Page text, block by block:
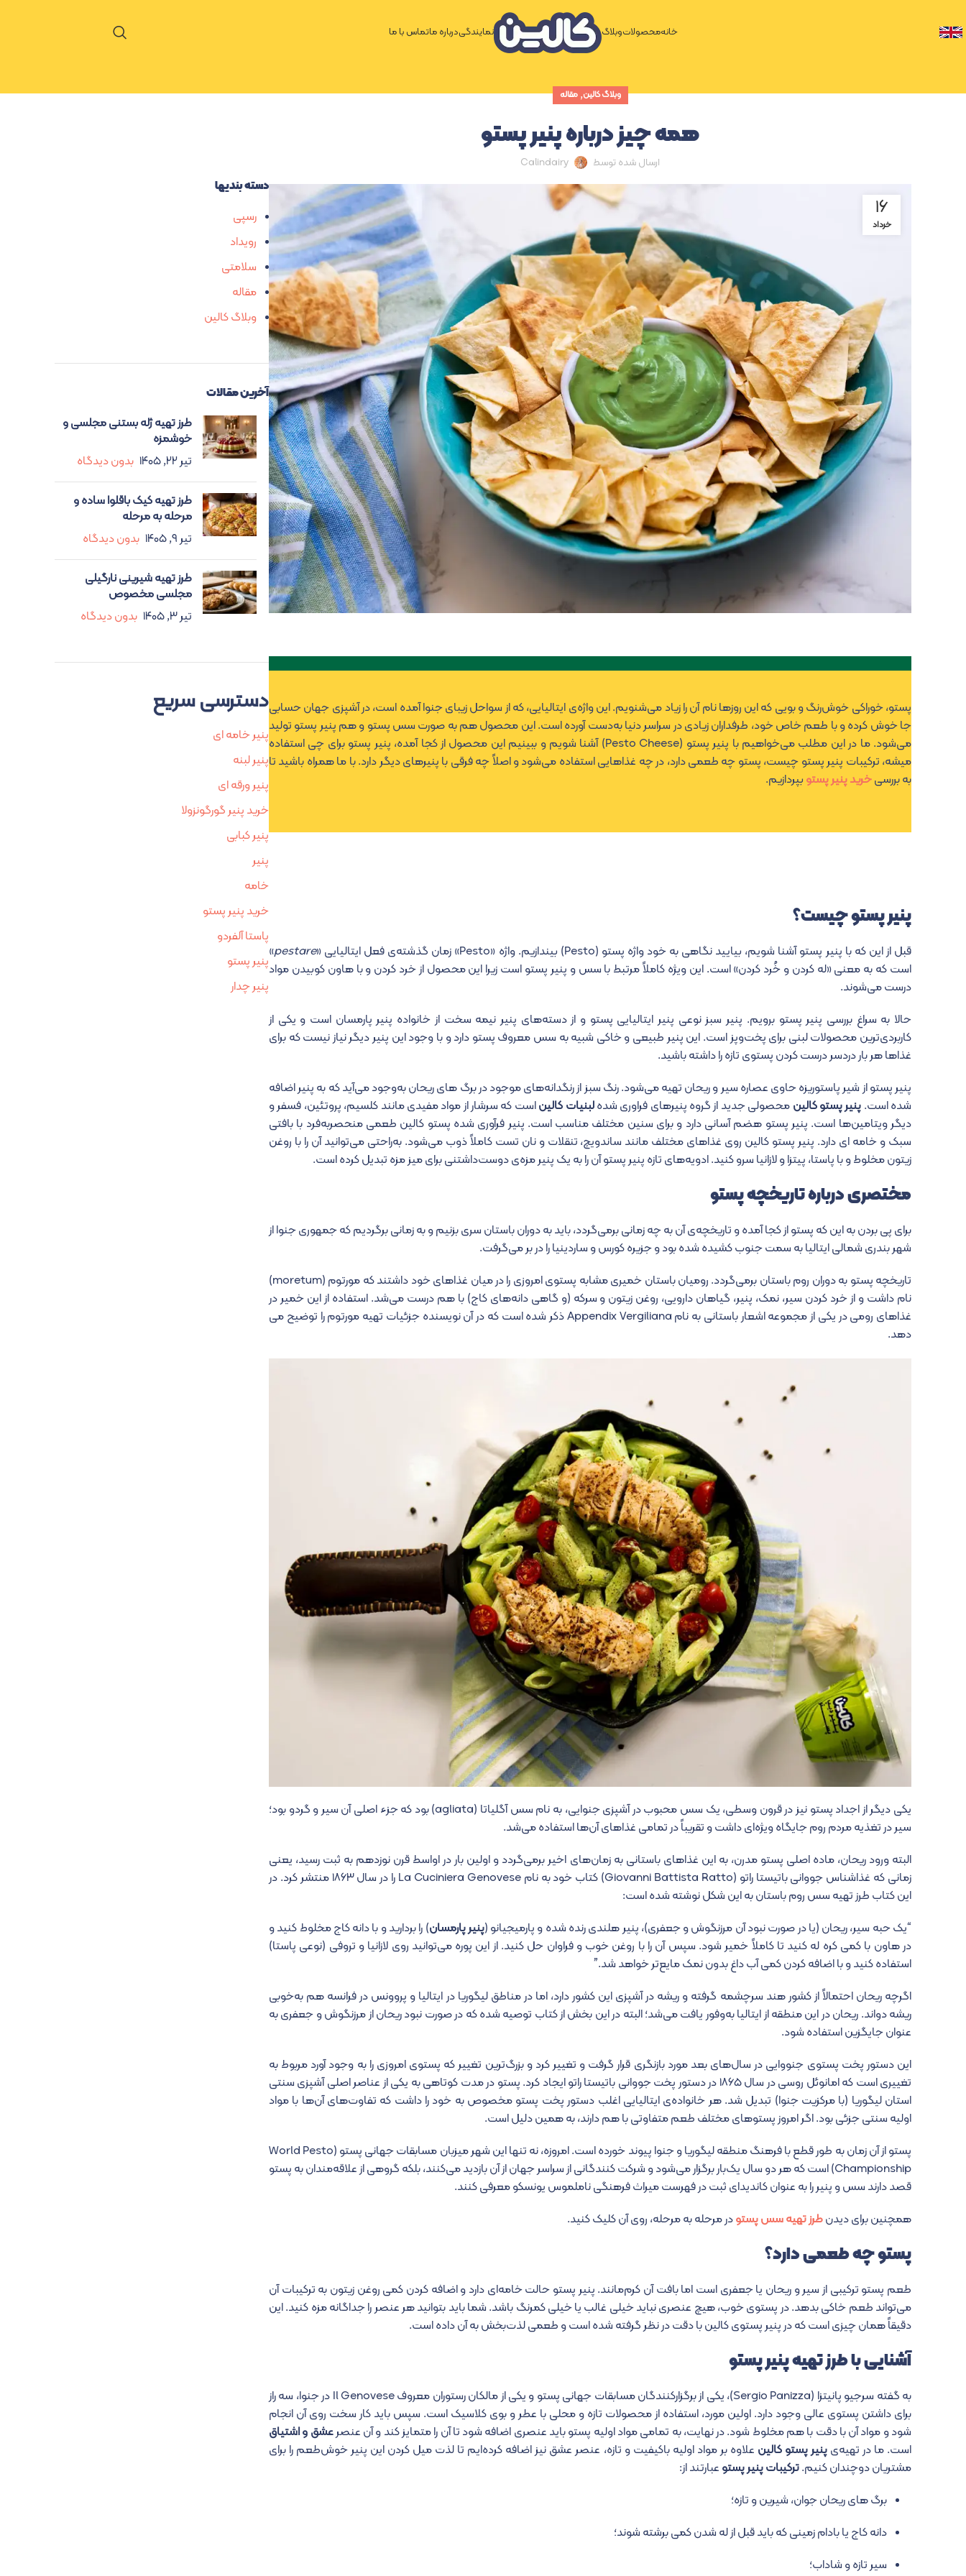
خانهمحصولاتوبلاگ نمایندگیدرباره ماتماس با ما
وبلاگ کالین,مقاله
همه چیز درباره پنیر پستو
ارسال شده توسط Calindairy
۱۶
خرداد
پستو، خوراکی خوش‌رنگ و بویی که این روزها نام آن را زیاد می‌شنویم. این واژه‌ی ایتالیایی، که از سواحل زیبای جنوا آمده است، در آشپزی جهان حسابی
جا خوش کرده و با طعم خاص خود، طرفداران زیادی در سراسر دنیا به‌دست آورده است. این محصول هم به صورت سس پستو و هم پنیر پستو تولید
می‌شود. ما در این مطلب می‌خواهیم با پنیر پستو (Pesto Cheese) آشنا شویم و ببینیم این محصول از کجا آمده، پنیر پستو برای چی استفاده
میشه، ترکیبات پنیر پستو چیست، پستو چه طعمی دارد، در چه غذاهایی استفاده می‌شود و اصلاً چه فرقی با پنیرهای دیگر دارد. با ما همراه باشید تا
به بررسیخرید پنیر پستو بپردازیم.
پنیر پستو چیست؟
قبل از این که با پنیر پستو آشنا شویم، بیایید نگاهی به خود واژه پستو (Pesto) بیندازیم. واژه «Pesto» زمان گذشته‌ی فعل ایتالیایی « pestare
»
است که به معنی «له کردن و خُرد کردن» است. این ویژه کاملاً مرتبط با سس و پنیر پستو است زیرا این محصول از خرد کردن و با هاون کوبیدن مواد
درست می‌شوند.
حالا به سراغ بررسی پنیر پستو برویم. پنیر سبز نوعی پنیر ایتالیایی پستو و از دسته‌های پنیر نیمه سخت از خانواده پنیر پارمسان است و یکی از
کاربردی‌ترین محصولات لبنی برای پخت‌وپز است. این پنیر طبیعی و خاکی شبیه به سس معروف پستو دارد و با وجود این پنیر دیگر نیاز نیست که برای
غذاها هر بار دردسر درست کردن پستوی تازه را داشته باشید.
پنیر پستو از شیر پاستوریزه حاوی عصاره سیر و ریحان تهیه می‌شود. رنگ سبز از رنگدانه‌های موجود در برگ های ریحان به‌وجود می‌آید که به پنیر اضافه
شده است. پنیر پستو کالین محصولی جدید از گروه پنیرهای فراوری شدهلبنیات کالیناست که سرشار از مواد مفیدی مانند کلسیم، پروتئین، فسفر و
دیگر ویتامین‌ها است. پنیر پستو هضم آسانی دارد و برای سنین مختلف مناسب است. پنیر فرآوری شده پستو کالین طعمی منحصربه‌فرد با بافتی
سبک و خامه ای دارد. پنیر پستو کالین روی غذاهای مختلف مانند ساندویچ، تنقلات و نان تست کاملاً ذوب می‌شود. به‌راحتی می‌توانید آن را با روغن
زیتون مخلوط و با پاستا، پیتزا و لازانیا سرو کنید. ادویه‌های تازه پنیر پستو آن را به یک پنیر مزه‌ی دوست‌داشتنی برای میز مزه تبدیل کرده است.
مختصری درباره تاریخچه پستو
برای پی بردن به این که پستو از کجا آمده و تاریخچه‌ی آن به چه زمانی برمی‌گردد، باید به دوران باستان سری بزنیم و به زمانی برگردیم که جمهوری جنوا از
شهر بندری شمالی ایتالیا به سمت جنوب کشیده شده بود و جزیره کورس و ساردینیا را در بر می‌گرفت.
تاریخچه پستو به دوران روم باستان برمی‌گردد. رومیان باستان خمیری مشابه پستوی امروزی را در میان غذاهای خود داشتند که مورتوم (moretum)
نام داشت و از خرد کردن سیر، نمک، پنیر، گیاهان دارویی، روغن زیتون و سرکه (و گاهی دانه‌های کاج) با هم درست می‌شد. استفاده از این خمیر در
غذاهای رومی در یکی از مجموعه اشعار باستانی به نام Appendix Vergiliana ذکر شده است که در آن نویسنده جزئیات تهیه مورتوم را توضیح می
دهد.
یکی دیگر از اجداد پستو نیز در قرون وسطی، یک سس محبوب در آشپزی جنوایی، به نام سس آگلیاتا (agliata) بود که جزء اصلی آن سیر و گردو بود؛
سیر در تغذیه مردم روم جایگاه ویژه‌ای داشت و تقریباً در تمامی غذاهای آن‌ها استفاده می‌شد.
البته ورود ریحان، ماده اصلی پستو مدرن، به این غذاهای باستانی به زمان‌های اخیر برمی‌گردد و اولین بار در اواسط قرن نوزدهم به ثبت رسید، یعنی
زمانی که غذاشناس جووانی باتیستا راتو (Giovanni Battista Ratto) کتاب خود به نام La Cuciniera Genovese را در سال ۱۸۶۳ منتشر کرد. در
این کتاب طرز تهیه سس روم باستان به این شکل نوشته شده است:
“یک حبه سیر، ریحان (یا در صورت نبود آن مرزنگوش و جعفری)، پنیر هلندی رنده شده و پارمیجیانو (پنیر پارمسان) را بردارید و با دانه کاج مخلوط کنید و
در هاون با کمی کره له کنید تا کاملاً خمیر شود. سپس آن را با روغن خوب و فراوان حل کنید. از این پوره می‌توانید روی لازانیا و تروفی (نوعی پاستا)
استفاده کنید و با اضافه کردن کمی آب داغ بدون نمک مایع‌تر خواهد شد.”
اگرچه ریحان احتمالاً از کشور هند سرچشمه گرفته و ریشه در آشپزی این کشور دارد، اما در مناطق لیگوریا در ایتالیا و پروونس در فرانسه هم به‌خوبی
ریشه دواند. ریحان در این منطقه از ایتالیا به‌وفور یافت می‌شد؛ البته در این بخش از کتاب توصیه شده که در صورت نبود ریحان از مرزنگوش و جعفری به
عنوان جایگزین استفاده شود.
این دستور پخت پستوی جنووایی در سال‌های بعد مورد بازنگری قرار گرفت و تغییر کرد و بزرگ‌ترین تغییر که پستوی امروزی را به وجود آورد مربوط به
تغییری است که امانوئل روسی در سال ۱۸۶۵ در دستور پخت جووانی باتیستا راتو ایجاد کرد. پستو در مدت کوتاهی به یکی از عناصر اصلی آشپزی سنتی
استان لیگوریا (با مرکزیت جنوا) تبدیل شد. هر خانواده‌ی ایتالیایی اغلب دستور پخت پستو مخصوص به خود را داشت که تفاوت‌های آن‌ها با مواد
اولیه سنتی جزئی بود. اگر امروز پستوهای مختلف طعم متفاوتی با هم دارند، به همین دلیل است.
پستو از آن زمان به طور قطع با فرهنگ منطقه لیگوریا و جنوا پیوند خورده است. امروزه، نه تنها این شهر میزبان مسابقات جهانی پستو (World Pesto
Championship) است که هر دو سال یک‌بار برگزار می‌شود و شرکت کنندگانی از سراسر جهان از آن بازدید می‌کنند، بلکه گروهی از علاقه‌مندان به پستو
قصد دارند سس و پنیر را به عنوان کاندیدای ثبت در فهرست میراث فرهنگی ناملموس یونسکو معرفی کنند.
همچنین برای دیدنطرز تهیه سس پستودر مرحله به مرحله، روی آن کلیک کنید.
پستو چه طعمی دارد؟
طعم پستو ترکیبی از سیر و ریحان یا جعفری است اما بافت آن کرم‌مانند. پنیر پستو حالت خامه‌ای دارد و اضافه کردن کمی روغن زیتون به ترکیبات آن
می‌تواند طعم خاکی بدهد. در پستوی خوب، هیچ عنصری نباید خیلی غالب یا خیلی کمرنگ باشد. شما باید بتوانید هر عنصر را جداگانه مزه کنید. این
دقیقاً همان چیزی است که در پنیر پستوی کالین با دقت در نظر گرفته شده است و طعمی لذت‌بخش به آن داده است.
آشنایی با طرز تهیه پنیر پستو
به گفته سرجیو پانیتزا (Sergio Panizza)، یکی از برگزارکنندگان مسابقات جهانی پستو و یکی از مالکان رستوران معروف Il Genovese در جنوا، سه راز
برای داشتن پستوی عالی وجود دارد. اولین مورد، استفاده از محصولات تازه و محلی با عطر و بوی کلاسیک است. سپس باید کار سخت روی آن انجام
شود و مواد آن با دقت با هم مخلوط شود. در نهایت، به تمامی مواد اولیه پستو باید عنصری اضافه شود تا آن را متمایز کند و آن عنصرعشق و اشتیاق
است. ما در تهیه‌یپنیر پستو کالین علاوه بر مواد اولیه باکیفیت و تازه، عنصر عشق نیز اضافه کرده‌ایم تا لذت میل کردن این پنیر خوش‌طعم را برای
مشتریان دوچندان کنیم.ترکیبات پنیر پستو عبارتند از:
برگ های ریحان جوان، شیرین و تازه؛
دانه کاج یا بادام زمینی که باید قبل از له شدن کمی برشته شوند؛
سیر تازه و شاداب؛
دسته بندیها
رسپی
رویداد
سلامتی
مقاله
وبلاگ کالین
آخرین مقالات
طرز تهیه ژله بستنی مجلسی و
خوشمزه
تیر ۲۲, ۱۴۰۵
بدون دیدگاه
طرز تهیه کیک باقلوا ساده و
مرحله به مرحله
تیر ۹, ۱۴۰۵
بدون دیدگاه
طرز تهیه شیرینی نارگیلی
مجلسی مخصوص
تیر ۳, ۱۴۰۵
بدون دیدگاه
دسترسی سریع
پنیر خامه ای
پنیر لبنه
پنیر ورقه ای
خرید پنیر گورگونزولا
پنیر کبابی
پنیر
خامه
خرید پنیر پستو
پاستا آلفردو
پنیر پستو
پنیر چدار